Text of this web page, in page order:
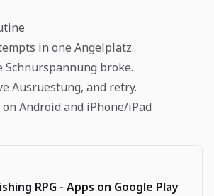
in one Angelplatz.
Schnurspannung broke.
Ausruestung, and retry.
Android and iPhone/iPad
RPG - Apps on Google Play